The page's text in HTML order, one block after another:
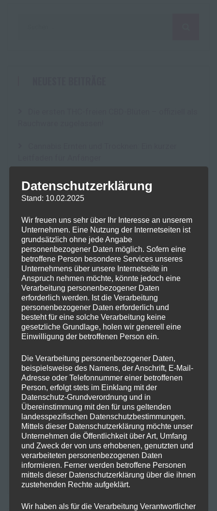
Fokus im Alltag: Mit SwissFX zur optimalen
Konzentration
10-OH-HHC: Ein Blick auf das Potenzial und die
Risiken eines neuen Cannabinoids
Der Einfluss von Terpenen auf die Lagerung
und Qualität von Kräutern: Integra Boost Terpene
NEUESTE KOMMENTARE
MaikezuFrohe Ostern mit einer Prise
JanzuFrohe Ostern mit einer Prise Hanfzauber!
Hartmut K.zuWarum Hanf in deinen Speiseplan
gehört!
Marlene H.zuWarum Hanf in deinen Speiseplan
gehört!
GreenThumbGuruzuDer Weg zum erfolgreichen
Cannabisanbau
Datenschutzerklärung
Stand: 10.02.2025
Wir freuen uns sehr über Ihr Interesse an unserem
Unternehmen. Eine Nutzung der Internetseiten ist
grundsätzlich ohne jede Angabe
personenbezogener Daten möglich. Sofern eine
betroffene Person besondere Services unseres
Unternehmens über unsere Internetseite in
Anspruch nehmen möchte, könnte jedoch eine
Verarbeitung personenbezogener Daten
erforderlich werden. Ist die Verarbeitung
personenbezogener Daten erforderlich und
besteht für eine solche Verarbeitung keine
gesetzliche Grundlage, holen wir generell eine
Einwilligung der betroffenen Person ein.
Die Verarbeitung personenbezogener Daten,
beispielsweise des Namens, der Anschrift, E-Mail-
Adresse oder Telefonnummer einer betroffenen
Person, erfolgt stets im Einklang mit der
Datenschutz-Grundverordnung und in
Übereinstimmung mit den für uns geltenden
landesspezifischen Datenschutzbestimmungen.
Mittels dieser Datenschutzerklärung möchte unser
Unternehmen die Öffentlichkeit über Art, Umfang
und Zweck der von uns erhobenen, genutzten und
verarbeiteten personenbezogenen Daten
informieren. Ferner werden betroffene Personen
mittels dieser Datenschutzerklärung über die ihnen
zustehenden Rechte aufgeklärt.
Wir haben als für die Verarbeitung Verantwortlicher